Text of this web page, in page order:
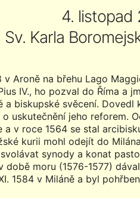
4. listopad
Sv. Karla
v Aroně na břehu Lago
IV., ho pozval do Říma a
a biskupské svěcení.
uskutečnění jeho reforem.
a v roce 1564 se stal
kurii mohl odejít do
synody a konat
době moru (1576-1577)
1584 v Miláně a byl